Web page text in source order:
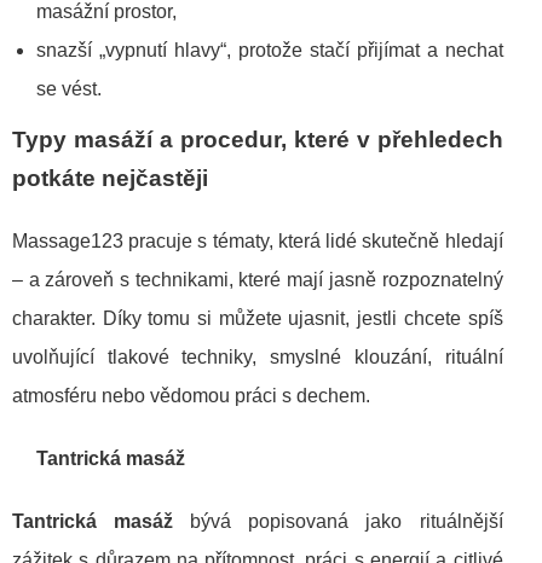
masážní prostor,
snazší „vypnutí hlavy“, protože stačí přijímat a nechat
se vést.
Typy masáží a procedur, které v přehledech
potkáte nejčastěji
Massage123 pracuje s tématy, která lidé skutečně hledají
– a zároveň s technikami, které mají jasně rozpoznatelný
charakter. Díky tomu si můžete ujasnit, jestli chcete spíš
uvolňující tlakové techniky, smyslné klouzání, rituální
atmosféru nebo vědomou práci s dechem.
Tantrická masáž
Tantrická masáž bývá popisovaná jako rituálnější